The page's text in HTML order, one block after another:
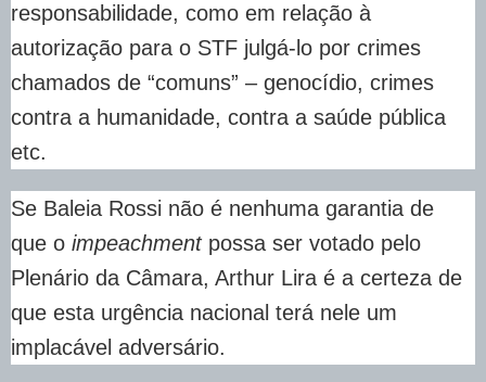
responsabilidade, como em relação à
autorização para o STF julgá-lo por crimes
chamados de “comuns” – genocídio, crimes
contra a humanidade, contra a saúde pública
etc.
Se Baleia Rossi não é nenhuma garantia de
que o impeachmentpossa ser votado pelo
Plenário da Câmara, Arthur Lira é a certeza de
que esta urgência nacional terá nele um
implacável adversário.